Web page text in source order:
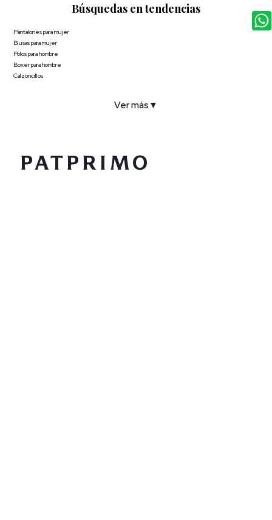
Búsquedas en tendencias
Pantalones para mujer
Blusas para mujer
Polos para hombre
Boxer para hombre
Calzoncillos
Ver más ▼